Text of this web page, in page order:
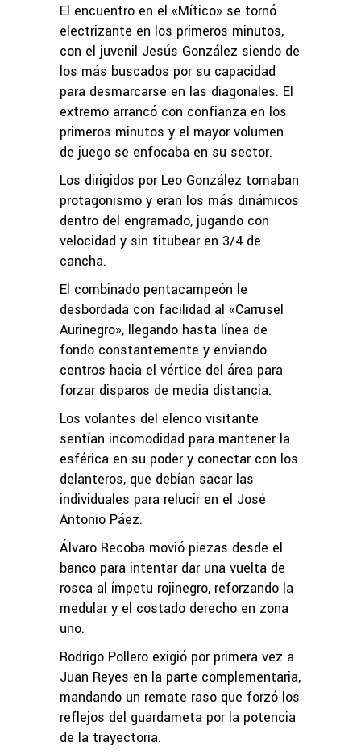
El encuentro en el «Mítico» se tornó
electrizante en los primeros minutos,
con el juvenil Jesús González siendo de
los más buscados por su capacidad
para desmarcarse en las diagonales. El
extremo arrancó con confianza en los
primeros minutos y el mayor volumen
de juego se enfocaba en su sector.
Los dirigidos por Leo González tomaban
protagonismo y eran los más dinámicos
dentro del engramado, jugando con
velocidad y sin titubear en 3/4 de
cancha.
El combinado pentacampeón le
desbordada con facilidad al «Carrusel
Aurinegro», llegando hasta línea de
fondo constantemente y enviando
centros hacia el vértice del área para
forzar disparos de media distancia.
Los volantes del elenco visitante
sentían incomodidad para mantener la
esférica en su poder y conectar con los
delanteros, que debían sacar las
individuales para relucir en el José
Antonio Páez.
Álvaro Recoba movió piezas desde el
banco para intentar dar una vuelta de
rosca al ímpetu rojinegro, reforzando la
medular y el costado derecho en zona
uno.
Rodrigo Pollero exigió por primera vez a
Juan Reyes en la parte complementaria,
mandando un remate raso que forzó los
reflejos del guardameta por la potencia
de la trayectoria.